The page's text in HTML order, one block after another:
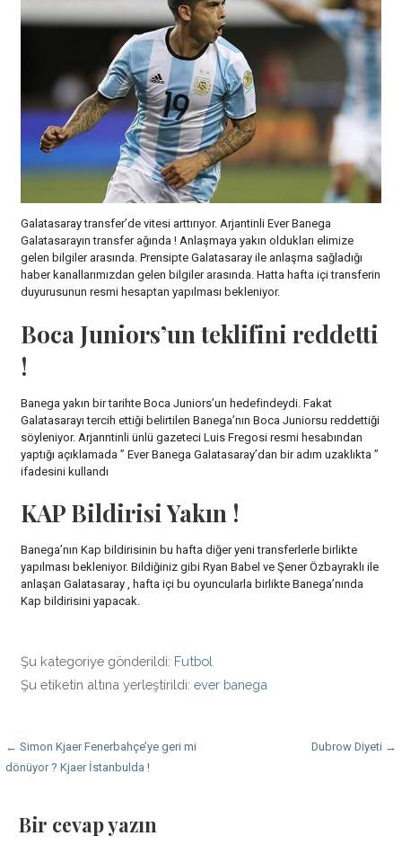
Galatasaray transfer’de vitesi arttırıyor. Arjantinli Ever Banega
Galatasarayın transfer ağında ! Anlaşmaya yakın oldukları elimize
gelen bilgiler arasında. Prensipte Galatasaray ile anlaşma sağladığı
haber kanallarımızdan gelen bilgiler arasında. Hatta hafta içi transferin
duyurusunun resmi hesaptan yapılması bekleniyor.
Boca Juniors’un teklifini reddetti
!
Banega yakın bir tarihte Boca Juniors’un hedefindeydi. Fakat
Galatasarayı tercih ettiği belirtilen Banega’nın Boca Juniorsu reddettiği
söyleniyor. Arjanntinli ünlü gazeteci Luis Fregosi resmi hesabından
yaptığı açıklamada ” Ever Banega Galatasaray’dan bir adım uzaklıkta ”
ifadesini kullandı
KAP Bildirisi Yakın !
Banega’nın Kap bildirisinin bu hafta diğer yeni transferlerle birlikte
yapılması bekleniyor. Bildiğiniz gibi Ryan Babel ve Şener Özbayraklı ile
anlaşan Galatasaray , hafta içi bu oyuncularla birlikte Banega’nında
Kap bildirisini yapacak.
Şu kategoriye gönderildi: Futbol
Şu etiketin altına yerleştirildi:ever banega
Yazı
dolaşımı
← Simon Kjaer Fenerbahçe’ye geri mi
dönüyor ? Kjaer İstanbulda !
Dubrow Diyeti →
Bir cevap yazın